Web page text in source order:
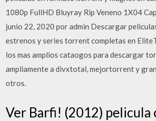
1080p FullHD Bluyray Rip Veneno 1X04
junio 22, 2020 por admin Descargar
estrenos y series torrent completas en
los mas amplios cataogos para descargar
ampliamente a divxtotal, mejortorrent y
otros.
Ver Barfi! (2012) pelicula